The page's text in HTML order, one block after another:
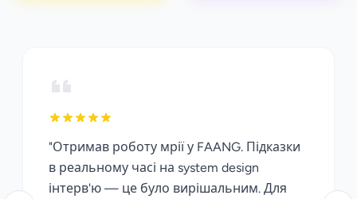
"Отримав роботу мрії у FAANG. Підказки
в реальному часі на system design
інтерв'ю — це було вирішальним. Для